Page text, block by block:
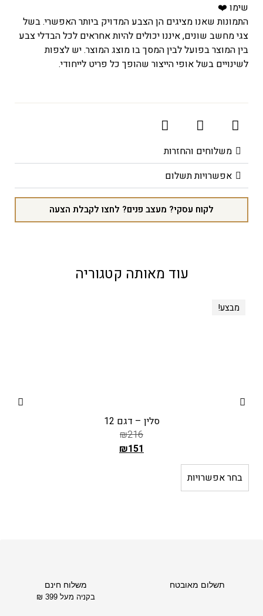
שימו ❤️
התמונות שאנו מציגים הן הצבע המדויק ביותר האפשרי. בשל
צגי מחשב שונים, איננו יכולים להיות אחראים לכל הבדלי צבע
בין המוצר בפועל לבין המסך בו מוצג המוצר. יש לצפות
לשינויים בשל אופי הייצור שהופך כל פריט לייחודי.
משלוחים והחזרות
אפשרויות תשלום
לקוח עסקי? מעצב פנים? לחצו לקבלת הצעה
עוד מאותה קטגוריה
מבצע!
סלין – דגם 12
₪216
₪151
בחר אפשרויות
תשלום מאובטח משלוח חינם
בקניה מעל 399 ₪